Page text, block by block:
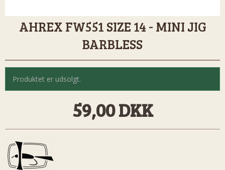
AHREX FW551 SIZE 14 - MINI JIG
BARBLESS
Produktet er udsolgt.
59,00 DKK